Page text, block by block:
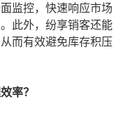
监控，快速响应市场
此外，纷享销客还能
而有效避免库存积压
率？